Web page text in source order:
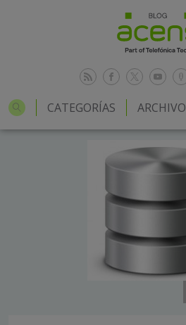
CATEGORÍAS ARCHIVO